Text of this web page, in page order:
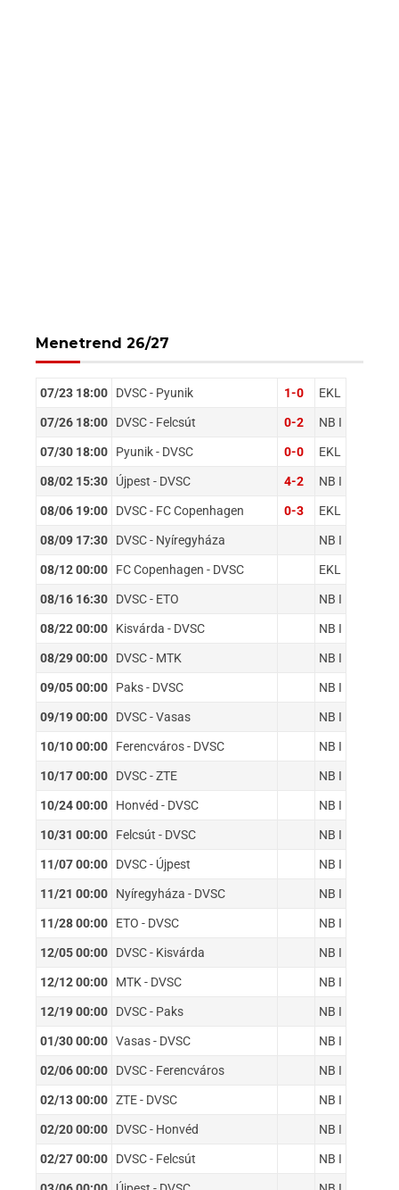
Menetrend 26/27
07/23 18:00 DVSC - Pyunik 1-0 EKL
07/26 18:00 DVSC - Felcsút 0-2 NB I
07/30 18:00 Pyunik - DVSC 0-0 EKL
08/02 15:30 Újpest - DVSC 4-2 NB I
08/06 19:00 DVSC - FC Copenhagen 0-3 EKL
08/09 17:30 DVSC - Nyíregyháza NB I
08/12 00:00 FC Copenhagen - DVSC EKL
08/16 16:30 DVSC - ETO NB I
08/22 00:00 Kisvárda - DVSC NB I
08/29 00:00 DVSC - MTK NB I
09/05 00:00 Paks - DVSC NB I
09/19 00:00 DVSC - Vasas NB I
10/10 00:00 Ferencváros - DVSC NB I
10/17 00:00 DVSC - ZTE NB I
10/24 00:00 Honvéd - DVSC NB I
10/31 00:00 Felcsút - DVSC NB I
11/07 00:00 DVSC - Újpest NB I
11/21 00:00 Nyíregyháza - DVSC NB I
11/28 00:00 ETO - DVSC NB I
12/05 00:00 DVSC - Kisvárda NB I
12/12 00:00 MTK - DVSC NB I
12/19 00:00 DVSC - Paks NB I
01/30 00:00 Vasas - DVSC NB I
02/06 00:00 DVSC - Ferencváros NB I
02/13 00:00 ZTE - DVSC NB I
02/20 00:00 DVSC - Honvéd NB I
02/27 00:00 DVSC - Felcsút NB I